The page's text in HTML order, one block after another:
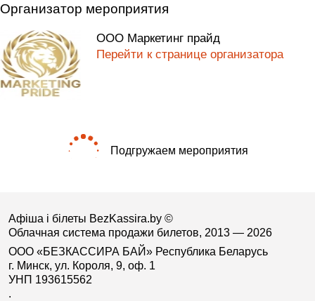
Организатор мероприятия
ООО Маркетинг прайд
Перейти к странице организатора
Подгружаем мероприятия
Афіша і білеты BezKassira.by ©
Облачная система продажи билетов, 2013 — 2026
ООО «БЕЗКАССИРА БАЙ» Республика Беларусь
г. Минск, ул. Короля, 9, оф. 1
УНП 193615562
.